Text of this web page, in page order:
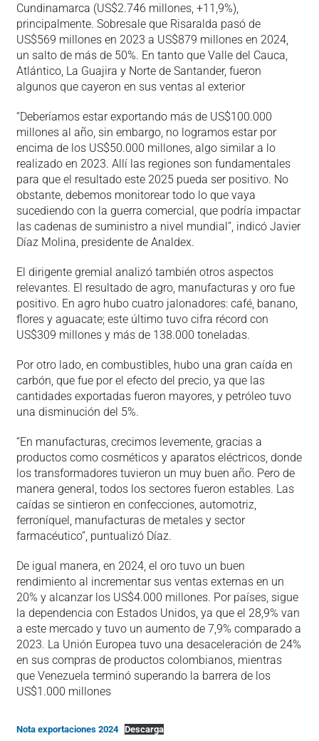
Cundinamarca (US$2.746 millones, +11,9%),
principalmente. Sobresale que Risaralda pasó de
US$569 millones en 2023 a US$879 millones en 2024,
un salto de más de 50%. En tanto que Valle del Cauca,
Atlántico, La Guajira y Norte de Santander, fueron
algunos que cayeron en sus ventas al exterior
“Deberíamos estar exportando más de US$100.000
millones al año, sin embargo, no logramos estar por
encima de los US$50.000 millones, algo similar a lo
realizado en 2023. Allí las regiones son fundamentales
para que el resultado este 2025 pueda ser positivo. No
obstante, debemos monitorear todo lo que vaya
sucediendo con la guerra comercial, que podría impactar
las cadenas de suministro a nivel mundial”, indicó Javier
Díaz Molina, presidente de Analdex.
El dirigente gremial analizó también otros aspectos
relevantes. El resultado de agro, manufacturas y oro fue
positivo. En agro hubo cuatro jalonadores: café, banano,
flores y aguacate; este último tuvo cifra récord con
US$309 millones y más de 138.000 toneladas.
Por otro lado, en combustibles, hubo una gran caída en
carbón, que fue por el efecto del precio, ya que las
cantidades exportadas fueron mayores, y petróleo tuvo
una disminución del 5%.
“En manufacturas, crecimos levemente, gracias a
productos como cosméticos y aparatos eléctricos, donde
los transformadores tuvieron un muy buen año. Pero de
manera general, todos los sectores fueron estables. Las
caídas se sintieron en confecciones, automotriz,
ferroníquel, manufacturas de metales y sector
farmacéutico”, puntualizó Díaz.
De igual manera, en 2024, el oro tuvo un buen
rendimiento al incrementar sus ventas externas en un
20% y alcanzar los US$4.000 millones. Por países, sigue
la dependencia con Estados Unidos, ya que el 28,9% van
a este mercado y tuvo un aumento de 7,9% comparado a
2023. La Unión Europea tuvo una desaceleración de 24%
en sus compras de productos colombianos, mientras
que Venezuela terminó superando la barrera de los
US$1.000 millones
Nota exportaciones 2024 Descarga